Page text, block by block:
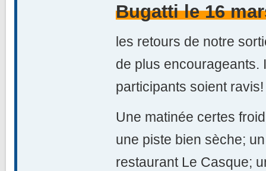
Bugatti le 16
les retours de notre
de plus encourageants.
participants soient ravis!
Une matinée certes
une piste bien sèche;
restaurant Le Casque;